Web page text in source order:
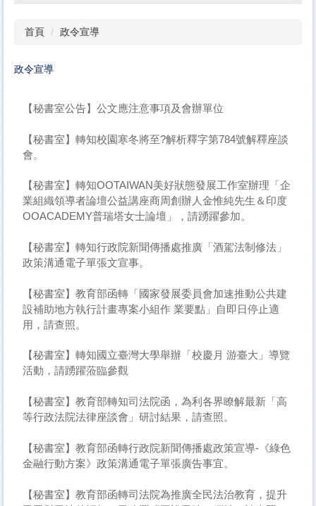
首頁 政令宣導
政令宣導
【秘書室公告】公文應注意事項及會辦單位
【秘書室】轉知校園寒冬將至?解析釋字第784號解釋座談
會。
【秘書室】轉知OOTAIWAN美好狀態發展工作室辦理「企
業組織領導者論壇公益講座商周創辦人金惟純先生＆印度
OOACADEMY普瑞塔女士論壇」，請踴躍參加。
【秘書室】轉知行政院新聞傳播處推廣「酒駕法制修法」
政策溝通電子單張文宣事。
【秘書室】教育部函轉「國家發展委員會加速推動公共建
設補助地方執行計畫專案小組作 業要點」自即日停止適
用，請查照。
【秘書室】轉知國立臺灣大學舉辦「校慶月 游臺大」導覽
活動，請踴躍蒞臨參觀
【秘書室】教育部轉知司法院函，為利各界瞭解最新「高
等行政法院法律座談會」研討結果，請查照。
【秘書室】教育部函轉行政院新聞傳播處政策宣導-《綠色
金融行動方案》政策溝通電子單張廣告事宜。
【秘書室】教育部函轉司法院為推廣全民法治教育，提升